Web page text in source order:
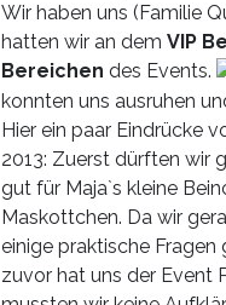
Wir haben uns (Familie
hatten wir an dem VIP
Bereichen des Events.
konnten uns ausruhen
Hier ein paar Eindrücke
2013: Zuerst dürften wir
gut für Maja`s kleine
Maskottchen. Da wir
einige praktische
zuvor hat uns der Event